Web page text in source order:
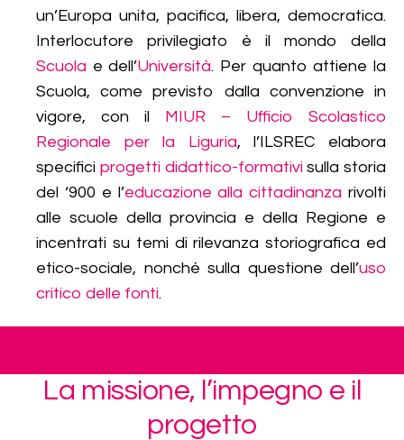
un’Europa unita, pacifica, libera, democratica.
Interlocutore privilegiato è il mondo della
Scuola e dell’Università. Per quanto attiene la
Scuola, come previsto dalla convenzione in
vigore, con il MIUR – Ufficio Scolastico
Regionale per la Liguria, l’ILSREC elabora
specifici progetti didattico-formativi sulla storia
del ‘900 e l’educazione alla cittadinanza rivolti
alle scuole della provincia e della Regione e
incentrati su temi di rilevanza storiografica ed
etico-sociale, nonché sulla questione dell’uso
critico delle fonti.
La missione, l’impegno e il
progetto